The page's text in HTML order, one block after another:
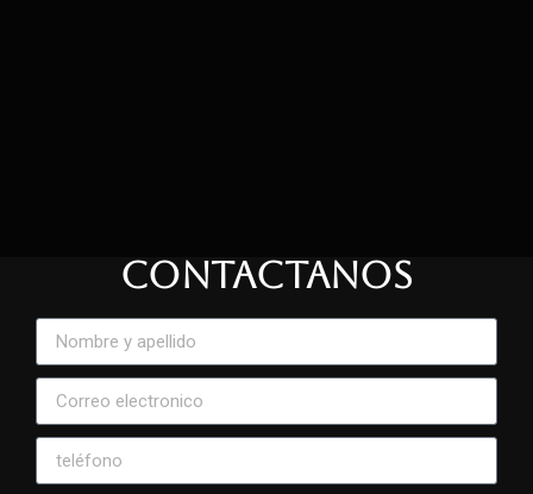
CONTACTANOS